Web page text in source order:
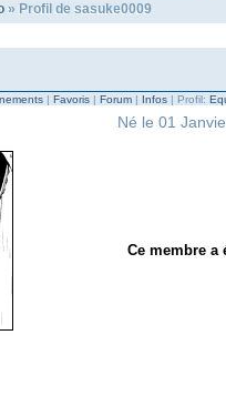
» Profil de sasuke0009
| Favoris | Forum | Infos | Profil:
Né le 01
Ce membre a